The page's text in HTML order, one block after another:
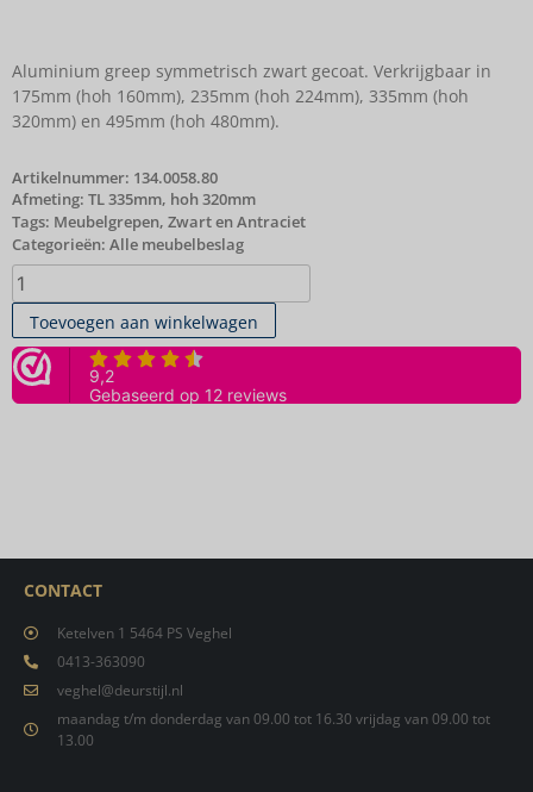
Aluminium greep symmetrisch zwart gecoat. Verkrijgbaar in
175mm (hoh 160mm), 235mm (hoh 224mm), 335mm (hoh
320mm) en 495mm (hoh 480mm).
Artikelnummer: 134.0058.80
Afmeting: TL 335mm, hoh 320mm
Tags: Meubelgrepen, Zwart en Antraciet
Categorieën: Alle meubelbeslag
Toevoegen aan winkelwagen
CONTACT
Ketelven 1 5464 PS Veghel
0413-363090
veghel@deurstijl.nl
maandag t/m donderdag van 09.00 tot 16.30 vrijdag van 09.00 tot
13.00